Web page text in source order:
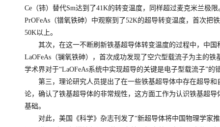
Ce（铈）替代Sm达到了41K的转变温度，同样超过麦克米兰极
PrOFeAs（镨氧铁砷）中观察到了52K的超导转变温度，首次把
50K以上。
其次，在这一不断刷新铁基超导体转变温度的过程中，中国
LaOFeAs（镧氧铁砷），首次成功发现了空穴型载流子为主的
学术界对于“LaOFeAs系统中实现超导的关键是电子型载流子”的
第三，理论研究人员提出了在一些铁基超导体中存在超导和
论，确认了铁基超导体的非常规性，这方面工作为认识铁基超
基础。
对此，美国《科学》杂志刊发了“新超导体将中国物理学家推